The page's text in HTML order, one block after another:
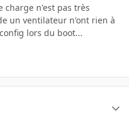
charge n'est pas très
un ventilateur n'ont rien à
lors du boot...